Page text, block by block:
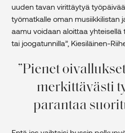
uuden tavan virittäytyä
työmatkalle oman musiikkilistan
aamu voidaan aloittaa yhteisellä
tai joogatunnilla”, Kiesiläinen-
Pienet
merkittävästi
parantaa